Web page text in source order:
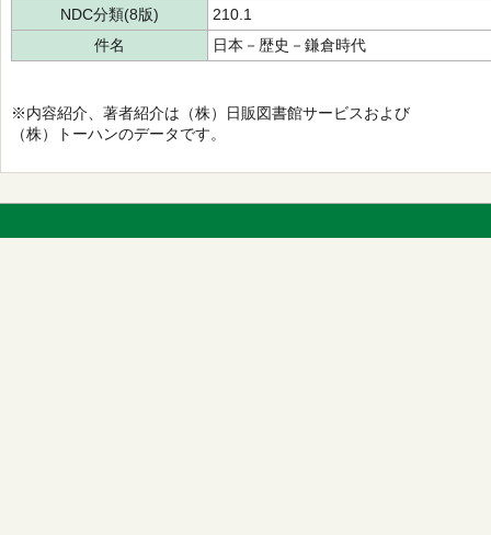
NDC分類(8版)
210.1
件名
日本－歴史－鎌倉時代
※内容紹介、著者紹介は（株）日販図書館サービスおよび
（株）トーハンのデータです。